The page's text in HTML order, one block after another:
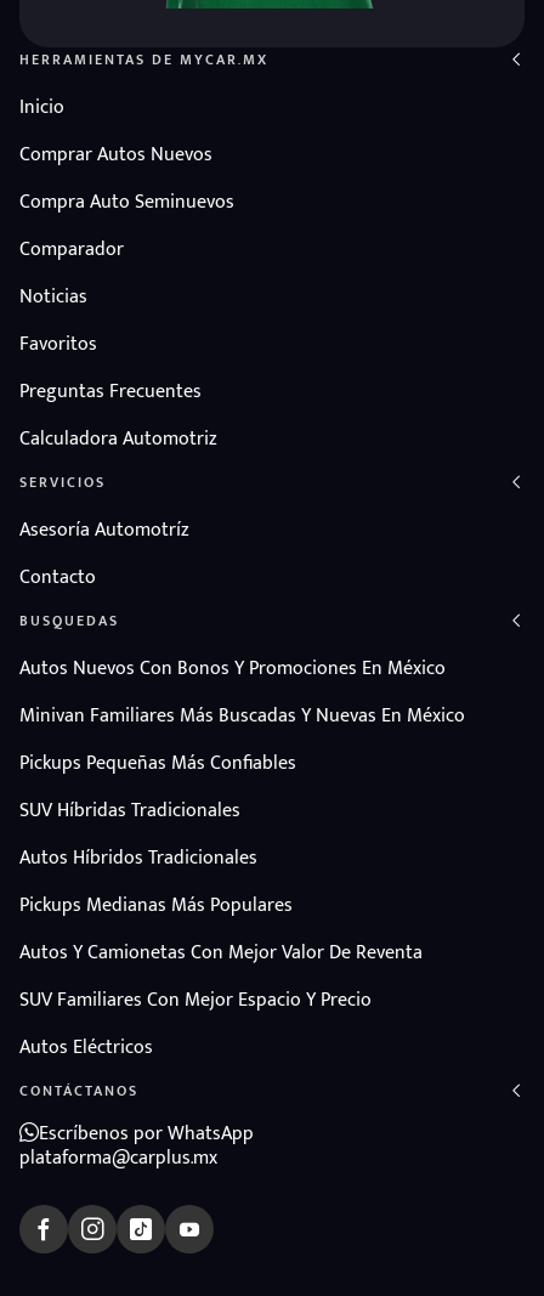
HERRAMIENTAS DE MYCAR.MX
Inicio
Comprar Autos Nuevos
Compra Auto Seminuevos
Comparador
Noticias
Favoritos
Preguntas Frecuentes
Calculadora Automotriz
SERVICIOS
Asesoría Automotríz
Contacto
BUSQUEDAS
Autos Nuevos Con Bonos Y Promociones En México
Minivan Familiares Más Buscadas Y Nuevas En México
Pickups Pequeñas Más Confiables
SUV Híbridas Tradicionales
Autos Híbridos Tradicionales
Pickups Medianas Más Populares
Autos Y Camionetas Con Mejor Valor De Reventa
SUV Familiares Con Mejor Espacio Y Precio
Autos Eléctricos
CONTÁCTANOS
Escríbenos por WhatsApp
plataforma@carplus.mx